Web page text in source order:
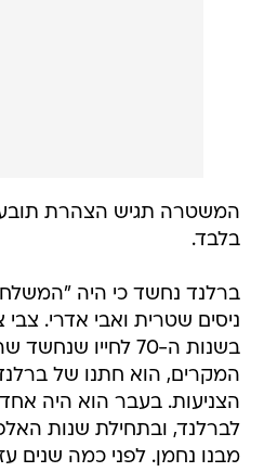
המשטרה תגיש הצהרת תובע
בלבד.
ברלנד נחשד כי היה
ניסים שטרית ואבי אדרי.
בשנות ה-70 לחייו
המקרים, הוא חתנו של
הצניעות. בעבר הוא היה
לברלנד, ובתחילת שנות
מבנו נחמן. לפני כמה שנים